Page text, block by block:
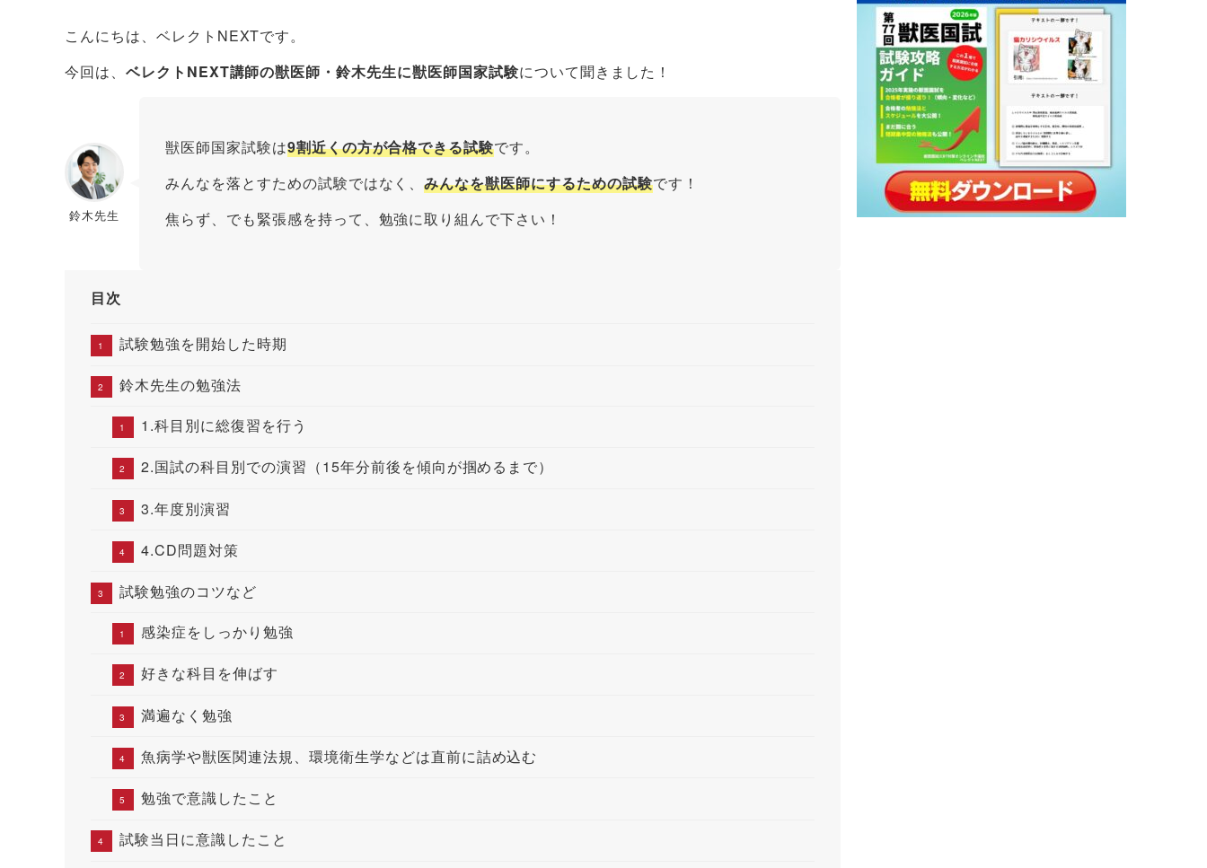
こんにちは、ベレクトNEXTです。
今回は、 ベレクトNEXT講師の獣医師・鈴木先生に獣医師国家試験について聞きました！
鈴木先生
獣医師国家試験は9割近くの方が合格できる試験です。
みんなを落とすための試験ではなく、みんなを獣医師にするための試験です！
焦らず、でも緊張感を持って、勉強に取り組んで下さい！
目次
試験勉強を開始した時期
鈴木先生の勉強法
1.科目別に総復習を行う
2.国試の科目別での演習（15年分前後を傾向が掴めるまで）
3.年度別演習
4.CD問題対策
試験勉強のコツなど
感染症をしっかり勉強
好きな科目を伸ばす
満遍なく勉強
魚病学や獣医関連法規、環境衛生学などは直前に詰め込む
勉強で意識したこと
試験当日に意識したこと